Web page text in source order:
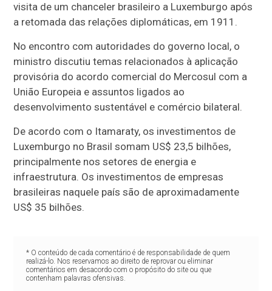
visita de um chanceler brasileiro a Luxemburgo após
a retomada das relações diplomáticas, em 1911.
No encontro com autoridades do governo local, o
ministro discutiu temas relacionados à aplicação
provisória do acordo comercial do Mercosul com a
União Europeia e assuntos ligados ao
desenvolvimento sustentável e comércio bilateral.
De acordo com o Itamaraty, os investimentos de
Luxemburgo no Brasil somam US$ 23,5 bilhões,
principalmente nos setores de energia e
infraestrutura. Os investimentos de empresas
brasileiras naquele país são de aproximadamente
US$ 35 bilhões.
* O conteúdo de cada comentário é de responsabilidade de quem
realizá-lo. Nos reservamos ao direito de reprovar ou eliminar
comentários em desacordo com o propósito do site ou que
contenham palavras ofensivas.